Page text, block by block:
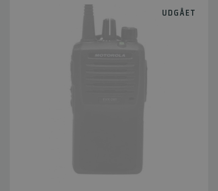
UDGÅET